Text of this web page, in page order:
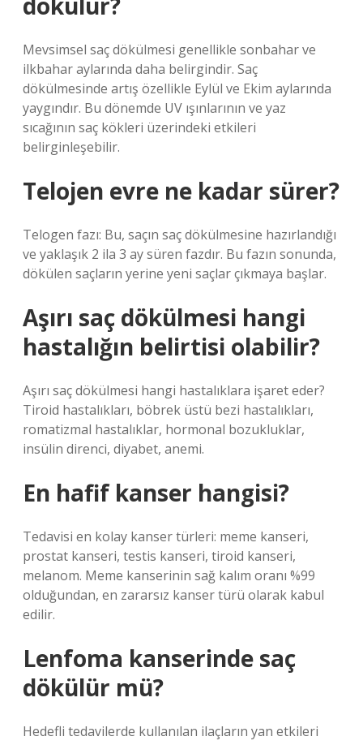
Mevsimsel saç dökülmesi genellikle sonbahar ve
ilkbahar aylarında daha belirgindir. Saç
dökülmesinde artış özellikle Eylül ve Ekim aylarında
yaygındır. Bu dönemde UV ışınlarının ve yaz
sıcağının saç kökleri üzerindeki etkileri
belirginleşebilir.
Telojen evre ne kadar sürer?
Telogen fazı: Bu, saçın saç dökülmesine hazırlandığı
ve yaklaşık 2 ila 3 ay süren fazdır. Bu fazın sonunda,
dökülen saçların yerine yeni saçlar çıkmaya başlar.
Aşırı saç dökülmesi hangi
hastalığın belirtisi olabilir?
Aşırı saç dökülmesi hangi hastalıklara işaret eder?
Tiroid hastalıkları, böbrek üstü bezi hastalıkları,
romatizmal hastalıklar, hormonal bozukluklar,
insülin direnci, diyabet, anemi.
En hafif kanser hangisi?
Tedavisi en kolay kanser türleri: meme kanseri,
prostat kanseri, testis kanseri, tiroid kanseri,
melanom. Meme kanserinin sağ kalım oranı %99
olduğundan, en zararsız kanser türü olarak kabul
edilir.
Lenfoma kanserinde saç
dökülür mü?
Hedefli tedavilerde kullanılan ilaçların yan etkileri